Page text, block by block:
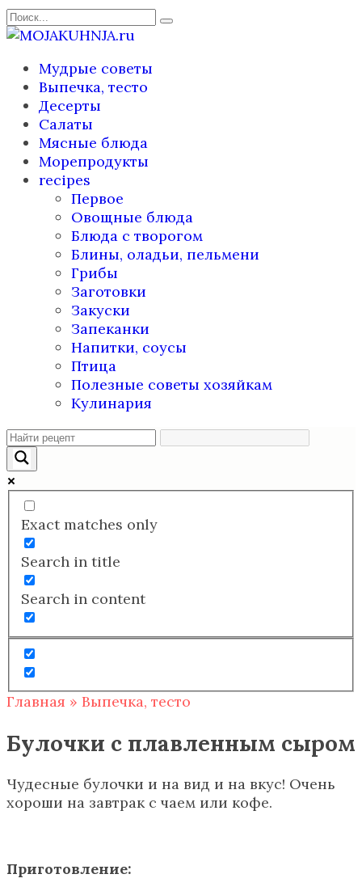
Перейти
к
Search
for:
Мудрые советы
Выпечка, тесто
Десерты
Салаты
Мясные блюда
Морепродукты
recipes
Первое
Овощные блюда
Блюда с творогом
Блины, оладьи, пельмени
Грибы
Заготовки
Закуски
Запеканки
Напитки, соусы
Птица
Полезные советы хозяйкам
Кулинария
Exact matches only
Search in title
Search in content
Главная » Выпечка, тесто
Булочки с плавленным сыром
Чудесные булочки и на вид и на вкус! Очень
хороши на завтрак с чаем или кофе.
Приготовление: